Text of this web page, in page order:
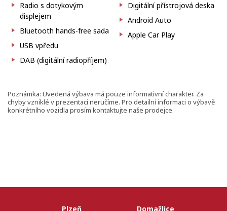
Radio s dotykovým
displejem
Bluetooth hands-free sada
USB vpředu
DAB (digitální radiopříjem)
Digitální přístrojová deska
Android Auto
Apple Car Play
Poznámka: Uvedená výbava má pouze informativní charakter. Za
chyby vzniklé v prezentaci neručíme. Pro detailní informaci o výbavě
konkrétního vozidla prosím kontaktujte naše prodejce.
Plzeň
Domažlice